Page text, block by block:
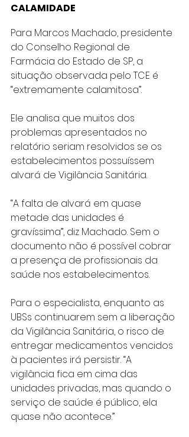
CALAMIDADE
Para Marcos Machado, presidente
do Conselho Regional de
Farmácia do Estado de SP, a
situação observada pelo TCE é
“extremamente calamitosa”.
Ele analisa que muitos dos
problemas apresentados no
relatório seriam resolvidos se os
estabelecimentos possuíssem
alvará de Vigilância Sanitária.
“A falta de alvará em quase
metade das unidades é
gravíssima”, diz Machado. Sem o
documento não é possível cobrar
a presença de profissionais da
saúde nos estabelecimentos.
Para o especialista, enquanto as
UBSs continuarem sem a liberação
da Vigilância Sanitária, o risco de
entregar medicamentos vencidos
à pacientes irá persistir. “A
vigilância fica em cima das
unidades privadas, mas quando o
serviço de saúde é público, ela
quase não acontece.”